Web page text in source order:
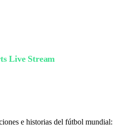
Live Stream
e historias del fútbol mundial: